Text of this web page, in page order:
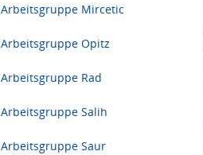
Arbeitsgruppe Mircetic
Arbeitsgruppe Opitz
Arbeitsgruppe Rad
Arbeitsgruppe Salih
Arbeitsgruppe Saur